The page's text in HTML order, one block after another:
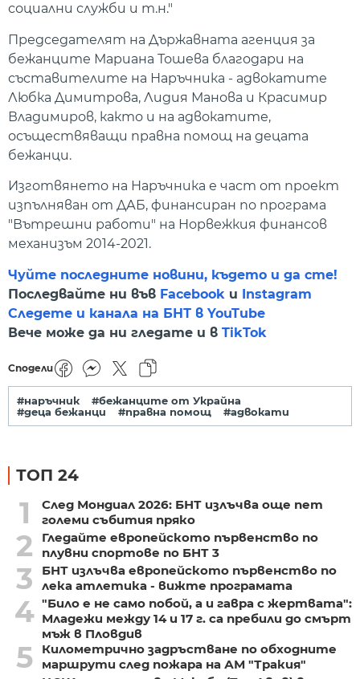
социални служби и т.н."
Председателят на Държавната агенция за
бежанците Мариана Тошева благодари на
съставителите на Наръчника - адвокатите
Любка Димитрова, Лидия Манова и Красимир
Владимиров, както и на адвокатите,
осъществяващи правна помощ на децата
бежанци.
Изготвянето на Наръчника е част от проект
изпълняван от ДАБ, финансиран по програма
"Вътрешни работи" на Норвежкия финансов
механизъм 2014-2021.
Чуйте последните новини, където и да сте!
Последвайте ни във Facebook и Instagram
Следете и канала на БНТ в YouTube
Вече може да ни гледате и в TikTok
Сподели
#наръчник
#бежанците от Украйна
#деца бежанци
#правна помощ #адвокати
ТОП 24
1
След Мондиал 2026: БНТ излъчва още пет
големи събития пряко
2
Гледайте европейското първенство по
плувни спортове по БНТ 3
3
БНТ излъчва европейското първенство по
лека атлетика - вижте програмата
4 "Било е не само побой, а и гавра с жертвата":
Младежи между 14 и 17 г. са пребили до смърт
мъж в Пловдив
5
Километрично задръстване по обходните
маршрути след пожара на АМ "Тракия"